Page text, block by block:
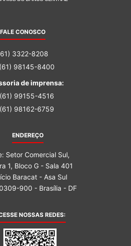
FALE CONOSCO
3322-8208
98145-8400
de imprensa:
99155-4516
98162-6759
ENDEREÇO
Setor Comercial Sul,
1, Bloco G - Sala 401
Baracat - Asa Sul
900 - Brasília - DF
NOSSAS REDES: